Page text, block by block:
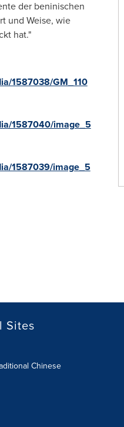
der beninischen
und Weise, wie
hat."
1587038/GM_110
1587040/image_5
1587039/image_5
Sites
Chinese